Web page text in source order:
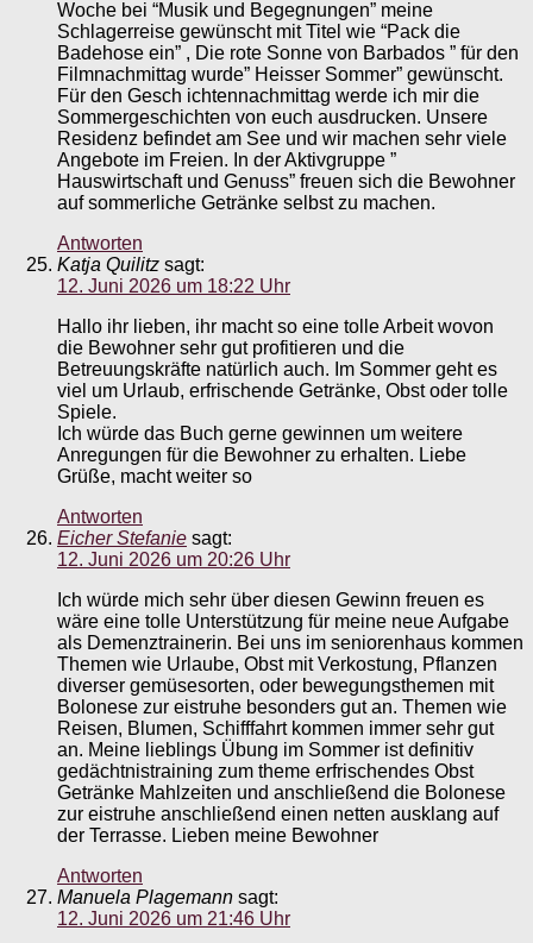
Woche bei “Musik und Begegnungen” meine
Schlagerreise gewünscht mit Titel wie “Pack die
Badehose ein” , Die rote Sonne von Barbados ” für den
Filmnachmittag wurde” Heisser Sommer” gewünscht.
Für den Gesch ichtennachmittag werde ich mir die
Sommergeschichten von euch ausdrucken. Unsere
Residenz befindet am See und wir machen sehr viele
Angebote im Freien. In der Aktivgruppe ”
Hauswirtschaft und Genuss” freuen sich die Bewohner
auf sommerliche Getränke selbst zu machen.
Antworten
Katja Quilitz sagt:
12. Juni 2026 um 18:22 Uhr
Hallo ihr lieben, ihr macht so eine tolle Arbeit wovon
die Bewohner sehr gut profitieren und die
Betreuungskräfte natürlich auch. Im Sommer geht es
viel um Urlaub, erfrischende Getränke, Obst oder tolle
Spiele.
Ich würde das Buch gerne gewinnen um weitere
Anregungen für die Bewohner zu erhalten. Liebe
Grüße, macht weiter so
Antworten
Eicher Stefanie sagt:
12. Juni 2026 um 20:26 Uhr
Ich würde mich sehr über diesen Gewinn freuen es
wäre eine tolle Unterstützung für meine neue Aufgabe
als Demenztrainerin. Bei uns im seniorenhaus kommen
Themen wie Urlaube, Obst mit Verkostung, Pflanzen
diverser gemüsesorten, oder bewegungsthemen mit
Bolonese zur eistruhe besonders gut an. Themen wie
Reisen, Blumen, Schifffahrt kommen immer sehr gut
an. Meine lieblings Übung im Sommer ist definitiv
gedächtnistraining zum theme erfrischendes Obst
Getränke Mahlzeiten und anschließend die Bolonese
zur eistruhe anschließend einen netten ausklang auf
der Terrasse. Lieben meine Bewohner
Antworten
Manuela Plagemann sagt:
12. Juni 2026 um 21:46 Uhr